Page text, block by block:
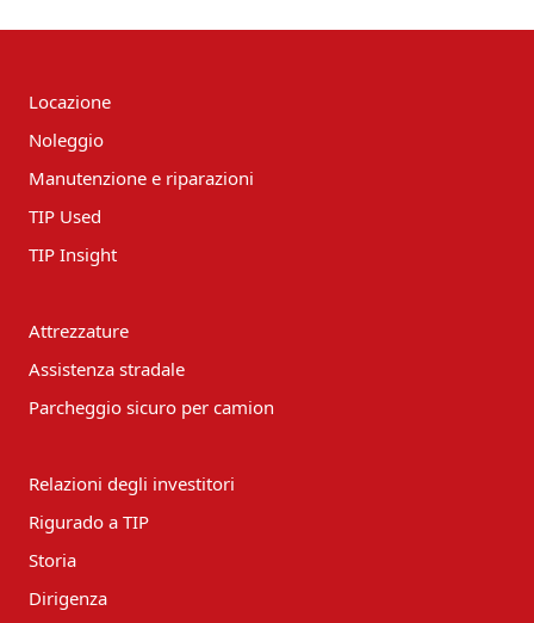
Locazione
Noleggio
Manutenzione e riparazioni
TIP Used
TIP Insight
Attrezzature
Assistenza stradale
Parcheggio sicuro per camion
Relazioni degli investitori
Rigurado a TIP
Storia
Dirigenza